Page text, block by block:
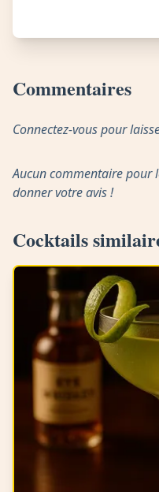
Commentaires
Connectez-vous pour
Aucun commentaire pour
donner votre avis !
Cocktails